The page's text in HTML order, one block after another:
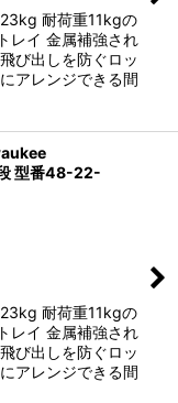
耐荷重11kgの
レイ 金属補強され
び出しを防ぐロッ
アレンジできる間
型番48-22-
耐荷重11kgの
レイ 金属補強され
び出しを防ぐロッ
アレンジできる間